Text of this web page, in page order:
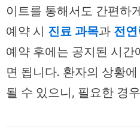
이트를 통해서도 간편하
예약 시 진료 과목과 전
예약 후에는 공지된 시
면 됩니다. 환자의 상황
될 수 있으니, 필요한 경